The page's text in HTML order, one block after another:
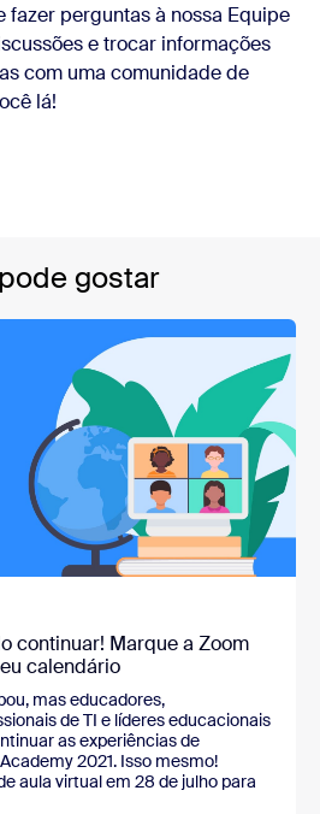
fazer perguntas à nossa Equipe
e trocar informações
com uma comunidade de
lá!
gostar
continuar! Marque a Zoom
calendário
mas educadores,
de TI e líderes educacionais
as experiências de
2021. Isso mesmo!
aula virtual em 28 de julho para